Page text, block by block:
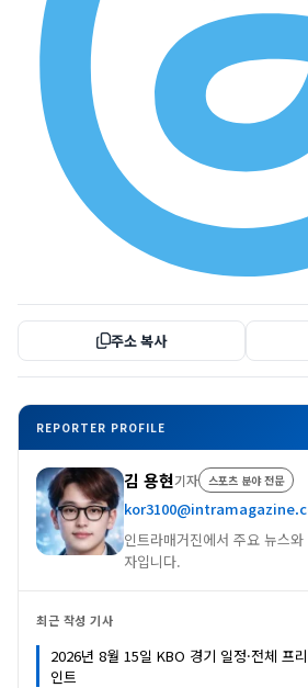
주소 복사
REPORTER PROFILE
김 용현기자 스포츠 분야 전문
인트라매거진에서 주요 뉴스
자입니다.
최근 작성 기사
2026년 8월 15일 KBO 경기 일정·전체 프
인트